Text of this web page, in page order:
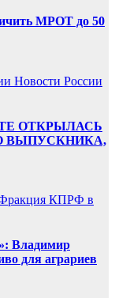
МРОТ до 50
Новости России
ОТКРЫЛАСЬ
ВЫПУСКНИКА,
КПРФ в
Владимир
для аграриев